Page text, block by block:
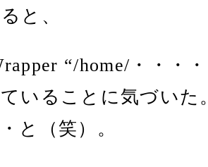
と、
“/home/・・・
いることに気づいた
と（笑）。